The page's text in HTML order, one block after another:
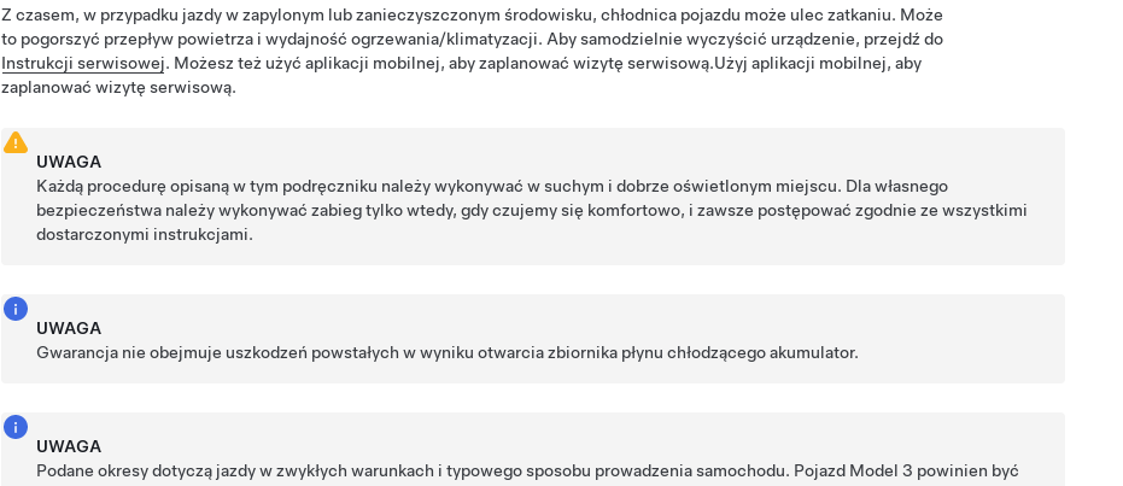
Z czasem, w przypadku jazdy w zapylonym lub zanieczyszczonym środowisku, chłodnica pojazdu może ulec zatkaniu. Może
to pogorszyć przepływ powietrza i wydajność ogrzewania/klimatyzacji. Aby samodzielnie wyczyścić urządzenie, przejdź do
Instrukcji serwisowej. Możesz też użyć aplikacji mobilnej, aby zaplanować wizytę serwisową.Użyj aplikacji mobilnej, aby
zaplanować wizytę serwisową.
UWAGA
Każdą procedurę opisaną w tym podręczniku należy wykonywać w suchym i dobrze oświetlonym miejscu. Dla własnego
bezpieczeństwa należy wykonywać zabieg tylko wtedy, gdy czujemy się komfortowo, i zawsze postępować zgodnie ze wszystkimi
dostarczonymi instrukcjami.
UWAGA
Gwarancja nie obejmuje uszkodzeń powstałych w wyniku otwarcia zbiornika płynu chłodzącego akumulator.
UWAGA
Podane okresy dotyczą jazdy w zwykłych warunkach i typowego sposobu prowadzenia samochodu. Pojazd Model 3 powinien być